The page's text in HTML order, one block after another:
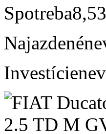
Spotreba
Najazdené
Investície